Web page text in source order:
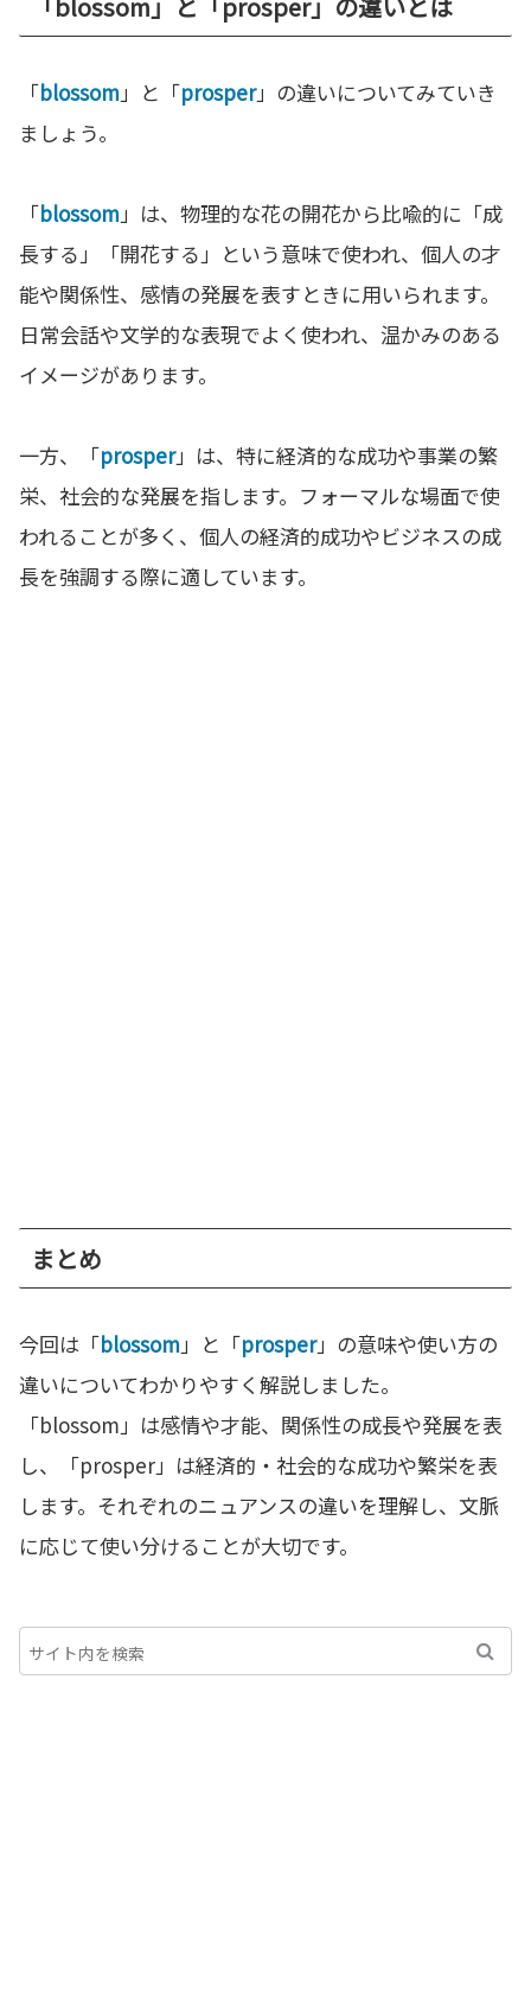
「blossom」と「prosper」の違いについてみていき
ましょう。
「blossom」は、物理的な花の開花から比喩的に「成
長する」「開花する」という意味で使われ、個人の才
能や関係性、感情の発展を表すときに用いられます。
日常会話や文学的な表現でよく使われ、温かみのある
イメージがあります。
一方、「prosper」は、特に経済的な成功や事業の繁
栄、社会的な発展を指します。フォーマルな場面で使
われることが多く、個人の経済的成功やビジネスの成
長を強調する際に適しています。
まとめ
今回は「blossom」と「prosper」の意味や使い方の
違いについてわかりやすく解説しました。
「blossom」は感情や才能、関係性の成長や発展を表
し、「prosper」は経済的・社会的な成功や繁栄を表
します。それぞれのニュアンスの違いを理解し、文脈
に応じて使い分けることが大切です。